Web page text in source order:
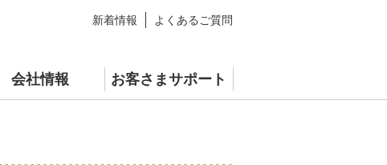
新着情報 よくあるご質問
会社情報 お客さまサポート